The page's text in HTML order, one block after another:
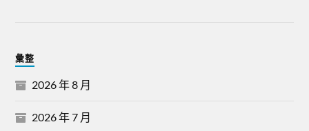
彙整
2026 年 8 月
2026 年 7 月